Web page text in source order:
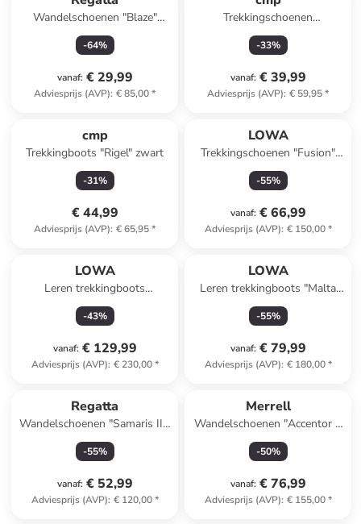
Wandelschoenen "Blaze"
beige
-64%
vanaf: € 29,99
Adviesprijs (AVP): € 85,00*
Trekkingschoenen
donkerblauw/oranje
-33%
vanaf: € 39,99
Adviesprijs (AVP): € 59,95*
cmp
Trekkingboots "Rigel" zwart
-31%
€ 44,99
Adviesprijs (AVP): € 65,95*
LOWA
Trekkingschoenen "Fusion"
grijs/lichtroze
-55%
vanaf: € 66,99
Adviesprijs (AVP): € 150,00*
LOWA
Leren trekkingboots
"Renegade EVO GTX"
-43%
vanaf: € 129,99
Adviesprijs (AVP): € 230,00*
LOWA
Leren trekkingboots "Malta
GTX" grijs
-55%
vanaf: € 79,99
Adviesprijs (AVP): € 180,00*
Regatta
Wandelschoenen "Samaris III"
grijs
-55%
vanaf: € 52,99
Adviesprijs (AVP): € 120,00*
Merrell
Wandelschoenen "Accentor 3
GTX" grijs
-50%
vanaf: € 76,99
Adviesprijs (AVP): € 155,00*